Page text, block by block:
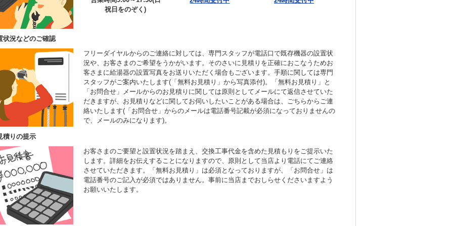
祝日をのぞく)
状況などのご確認
フリーダイヤルからのご連絡に対しては、専門スタッフが電話口で既存機器の設置状
況や、お客さまのご希望をうかがいます。そのさいに見積りを正確におこなうためお
客さまに給湯器の設置写真をお送りいただく場合もございます。手順に関しては専門
スタッフがご案内いたします(「無料お見積り」から写真添付)。「無料お見積り」と
「お問合せ」メールからのお見積りに関しては原則としてメールにて返信させていた
だきますが、お見積りなどに関してお伺いしたいことがある場合は、ごちらからご連
絡いたします(「お問合せ」からのメールは電話番号記載が必須になっておりませんの
で、メールのみになります)。
積りの提示
お客さまのご要望と設置状況を踏まえ、交換工事代金を含めた見積もりをご提示いた
します。詳細をお伝えすることになりますので、原則として当店より電話にてご連絡
させていただきます。「無料お見積り」は必須となっておりますが、「お問合せ」は
電話番号のご記入が必須ではありません。事前に当店までおしらせくださいますよう
お願いいたします。